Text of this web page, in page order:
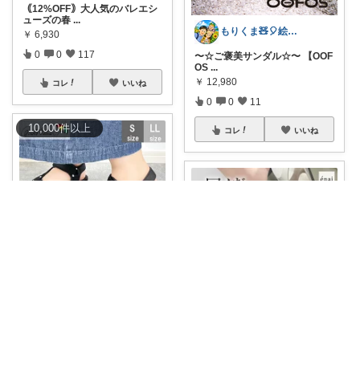
10,000件以上
｟12%OFF｠大人気のバレエシ
ューズの春 ...
￥ 6,930
0 0 117
コレ いいね
もりくま🧸🎈絵本・スイーツ・酒他🙇
〜☆ご褒美サンダル☆〜 【OOF
OS ...
￥ 12,980
0 0 11
コレ いいね